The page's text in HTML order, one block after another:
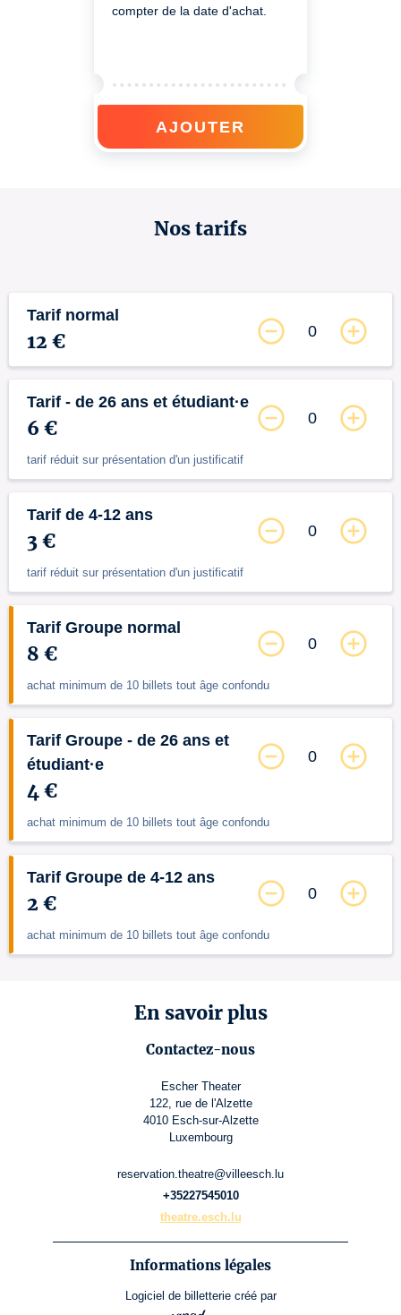
compter de la date d'achat.
AJOUTER
Nos tarifs
Tarif normal
12 € 0
Tarif - de 26 ans et étudiant·e
6 €
tarif réduit sur présentation d'un justificatif
0
Tarif de 4-12 ans
3 €
tarif réduit sur présentation d'un justificatif
0
Tarif Groupe normal
8 €
achat minimum de 10 billets tout âge confondu
0
Tarif Groupe - de 26 ans et
étudiant·e
4 €
achat minimum de 10 billets tout âge confondu
0
Tarif Groupe de 4-12 ans
2 €
achat minimum de 10 billets tout âge confondu
0
En savoir plus
Contactez-nous
Escher Theater
122, rue de l'Alzette
4010 Esch-sur-Alzette
Luxembourg
reservation.theatre@villeesch.lu
+35227545010
theatre.esch.lu
Informations légales
Logiciel de billetterie créé par